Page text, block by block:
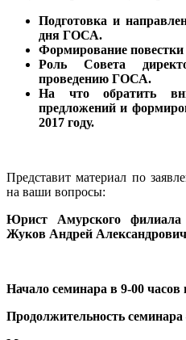
Подготовка и
дня ГОСА.
Формирование
Роль Совета
проведению ГОСА.
На что обратить
предложений и
2017 году.
Представит материал по
на ваши вопросы:
Юрист Амурского
Жуков Андрей
Начало семинара в 9-00
Продолжительность